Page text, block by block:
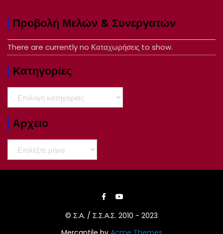
Προβολή Μελών & Συνεργατών
There are currently no Καταχωρήσεις to show.
Kατηγορίες
Αρχειο
© Σ.Α. / Σ.Σ.Α.Σ. 2010 - 2023